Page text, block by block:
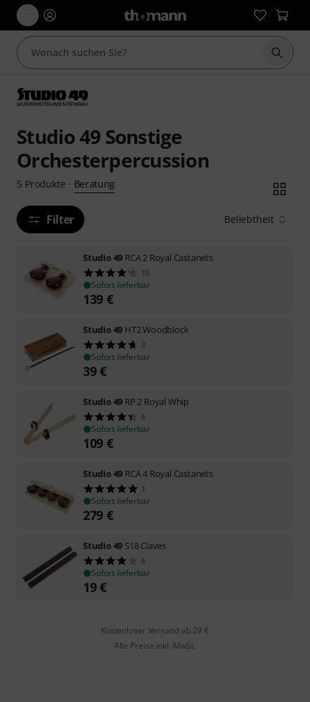
Suche
Studio 49 Sonstige
Orchesterpercussion
5 Produkte · Beratung
Filter Beliebtheit
Studio 49 RCA 2 Royal Castanets
15
Sofort lieferbar
139 €
Studio 49 HT2 Woodblock
3
Sofort lieferbar
39€
Studio 49 RP 2 Royal Whip
5
Sofort lieferbar
109 €
Studio 49 RCA 4 Royal Castanets
1
Sofort lieferbar
279 €
Studio 49 S18 Claves
5
Sofort lieferbar
19€
Kostenloser Versand ab 29 €
Alle Preise inkl. MwSt.